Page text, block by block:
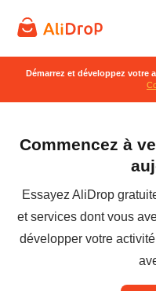
Démarrez et développez
Commencez à
Essayez AliDrop
et services dont vous
développer votre